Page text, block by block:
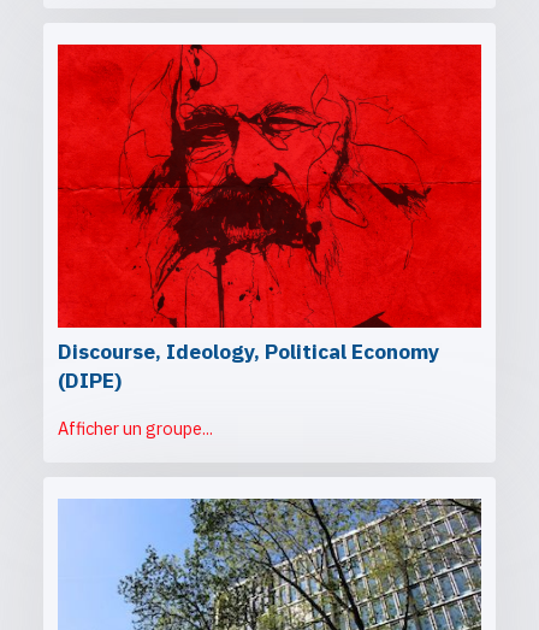
Discourse, Ideology, Political Economy
(DIPE)
Afficher un groupe...